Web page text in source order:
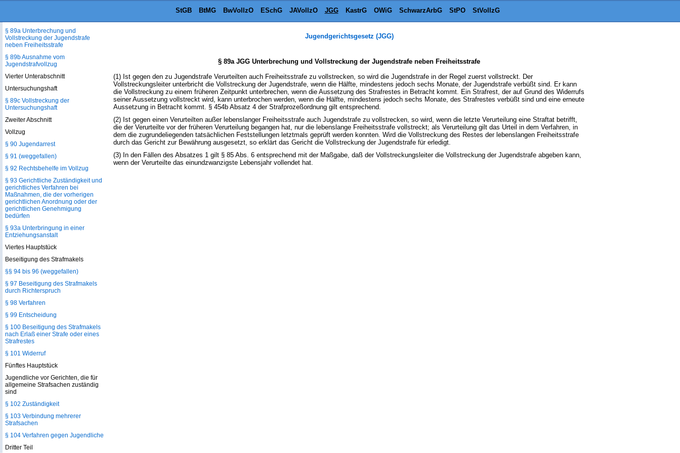
StGB BtMG BwVollzO ESchG JAVollzO JGG KastrG OWiG SchwarzArbG StPO StVollzG
Jugendgerichtsgesetz (JGG)
§ 89a JGG Unterbrechung und Vollstreckung der Jugendstrafe neben Freiheitsstrafe
(1) Ist gegen den zu Jugendstrafe Verurteilten auch Freiheitsstrafe zu vollstrecken, so wird die Jugendstrafe in der Regel zuerst vollstreckt. Der
Vollstreckungsleiter unterbricht die Vollstreckung der Jugendstrafe, wenn die Hälfte, mindestens jedoch sechs Monate, der Jugendstrafe verbüßt sind. Er kann
die Vollstreckung zu einem früheren Zeitpunkt unterbrechen, wenn die Aussetzung des Strafrestes in Betracht kommt. Ein Strafrest, der auf Grund des Widerrufs
seiner Aussetzung vollstreckt wird, kann unterbrochen werden, wenn die Hälfte, mindestens jedoch sechs Monate, des Strafrestes verbüßt sind und eine erneute
Aussetzung in Betracht kommt. § 454b Absatz 4 der Strafprozeßordnung gilt entsprechend.
(2) Ist gegen einen Verurteilten außer lebenslanger Freiheitsstrafe auch Jugendstrafe zu vollstrecken, so wird, wenn die letzte Verurteilung eine Straftat betrifft,
die der Verurteilte vor der früheren Verurteilung begangen hat, nur die lebenslange Freiheitsstrafe vollstreckt; als Verurteilung gilt das Urteil in dem Verfahren, in
dem die zugrundeliegenden tatsächlichen Feststellungen letztmals geprüft werden konnten. Wird die Vollstreckung des Restes der lebenslangen Freiheitsstrafe
durch das Gericht zur Bewährung ausgesetzt, so erklärt das Gericht die Vollstreckung der Jugendstrafe für erledigt.
(3) In den Fällen des Absatzes 1 gilt § 85 Abs. 6 entsprechend mit der Maßgabe, daß der Vollstreckungsleiter die Vollstreckung der Jugendstrafe abgeben kann,
wenn der Verurteilte das einundzwanzigste Lebensjahr vollendet hat.
§ 89a Unterbrechung und
Vollstreckung der Jugendstrafe
neben Freiheitsstrafe
§ 89b Ausnahme vom
Jugendstrafvollzug
Vierter Unterabschnitt
Untersuchungshaft
§ 89c Vollstreckung der
Untersuchungshaft
Zweiter Abschnitt
Vollzug
§ 90 Jugendarrest
§ 91 (weggefallen)
§ 92 Rechtsbehelfe im Vollzug
§ 93 Gerichtliche Zuständigkeit und
gerichtliches Verfahren bei
Maßnahmen, die der vorherigen
gerichtlichen Anordnung oder der
gerichtlichen Genehmigung
bedürfen
§ 93a Unterbringung in einer
Entziehungsanstalt
Viertes Hauptstück
Beseitigung des Strafmakels
§§ 94 bis 96 (weggefallen)
§ 97 Beseitigung des Strafmakels
durch Richterspruch
§ 98 Verfahren
§ 99 Entscheidung
§ 100 Beseitigung des Strafmakels
nach Erlaß einer Strafe oder eines
Strafrestes
§ 101 Widerruf
Fünftes Hauptstück
Jugendliche vor Gerichten, die für
allgemeine Strafsachen zuständig
sind
§ 102 Zuständigkeit
§ 103 Verbindung mehrerer
Strafsachen
§ 104 Verfahren gegen Jugendliche
Dritter Teil